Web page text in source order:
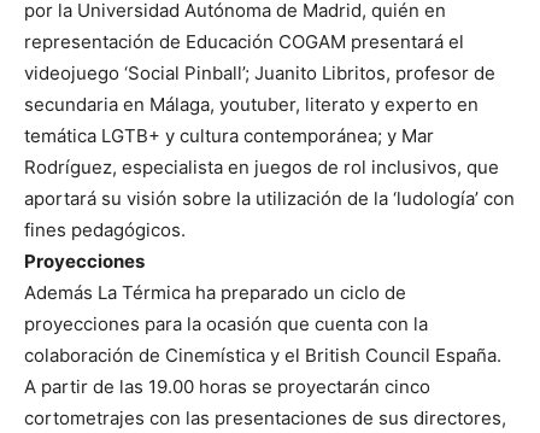
por la Universidad Autónoma de Madrid, quién en
representación de Educación COGAM presentará el
videojuego ‘Social Pinball’; Juanito Libritos, profesor de
secundaria en Málaga, youtuber, literato y experto en
temática LGTB+ y cultura contemporánea; y Mar
Rodríguez, especialista en juegos de rol inclusivos, que
aportará su visión sobre la utilización de la ‘ludología’ con
fines pedagógicos.
Proyecciones
Además La Térmica ha preparado un ciclo de
proyecciones para la ocasión que cuenta con la
colaboración de Cinemística y el British Council España.
A partir de las 19.00 horas se proyectarán cinco
cortometrajes con las presentaciones de sus directores,